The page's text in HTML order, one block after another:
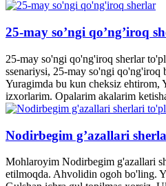
25-may so’ngi qo’ng’iroq
25-may so'ngi qo'ng'iroq sherlar
ssenariysi, 25-may so'ngi qo'ng'iroq
Yuragimda bu kun cheksiz ehtirom,
izxorlarim. Opalarim akalarim
Nodirbegim g’azallari
Mohlaroyim Nodirbegim g'azallari
etilmoqda. Ahvolidin ogoh bo'ling.